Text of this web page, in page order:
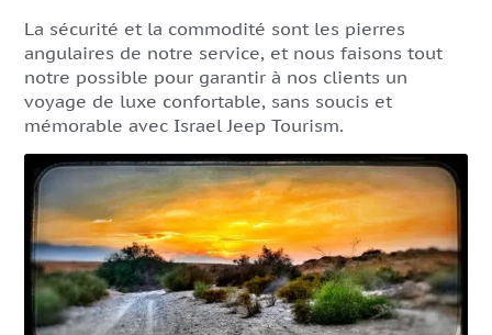
La sécurité et la commodité sont les pierres
angulaires de notre service, et nous faisons tout
notre possible pour garantir à nos clients un
voyage de luxe confortable, sans soucis et
mémorable avec Israel Jeep Tourism.